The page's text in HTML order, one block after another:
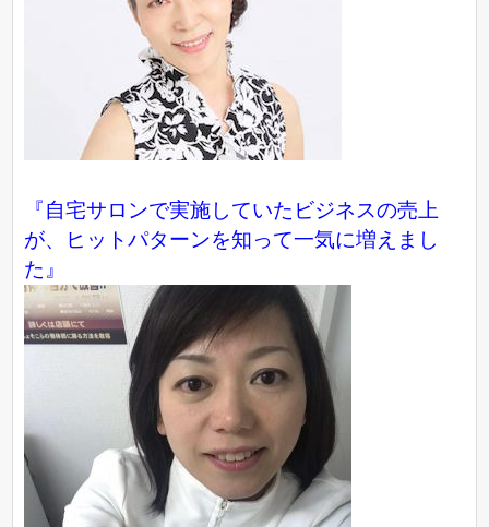
『自宅サロンで実施していたビジネスの売上
が、ヒットパターンを知って一気に増えまし
た』